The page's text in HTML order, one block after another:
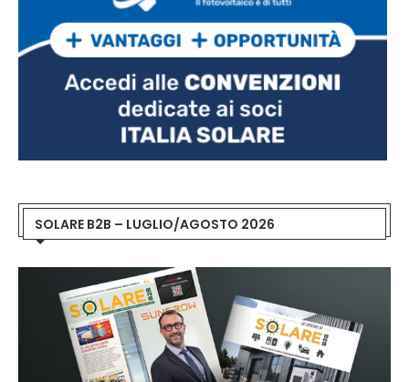
SOLARE B2B – LUGLIO/AGOSTO 2026